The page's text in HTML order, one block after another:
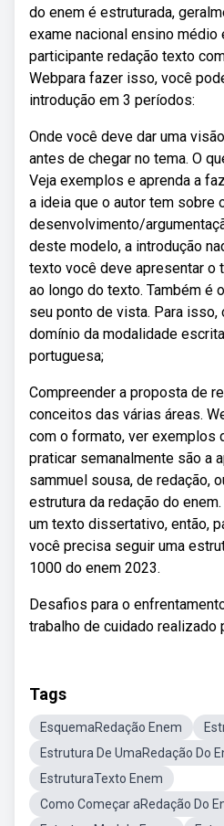
do enem é estruturada,
exame nacional ensino médio
participante redação texto
Webpara fazer isso, você
introdução em 3 períodos:
Onde você deve dar uma
antes de chegar no tema. O
Veja exemplos e aprenda a
a ideia que o autor tem sobre
desenvolvimento/
deste modelo, a introdução
texto você deve apresentar o
ao longo do texto. Também é
seu ponto de vista. Para isso,
domínio da modalidade
portuguesa;
Compreender a proposta de
conceitos das várias áreas.
com o formato, ver exemplos
praticar semanalmente são a
sammuel sousa, de redação,
estrutura da redação do
um texto dissertativo, então,
você precisa seguir uma
1000 do enem 2023.
Desafios para o
trabalho de cuidado realizado
Tags
EsquemaRedação Enem
Estrutura De UmaRedação Do
EstruturaTexto Enem
Como Começar aRedação Do